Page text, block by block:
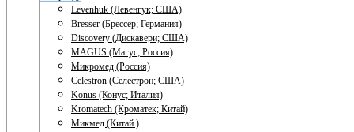
Levenhuk (Левенгук; США)
Bresser (Брессер; Германия)
Discovery (Дискавери; США)
MAGUS (Магус; Россия)
Микромед (Россия)
Celestron (Селестрон; США)
Konus (Конус; Италия)
Kromatech (Кроматек; Китай)
Микмед (Китай.)